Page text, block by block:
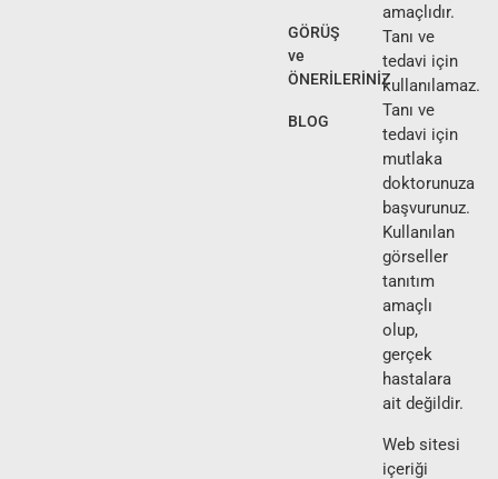
GÖRÜŞ
ve
ÖNERİLERİNİZ
BLOG
amaçlıdır.
Tanı ve
tedavi için
kullanılamaz.
Tanı ve
tedavi için
mutlaka
doktorunuza
başvurunuz.
Kullanılan
görseller
tanıtım
amaçlı
olup,
gerçek
hastalara
ait değildir.
Web sitesi
içeriği